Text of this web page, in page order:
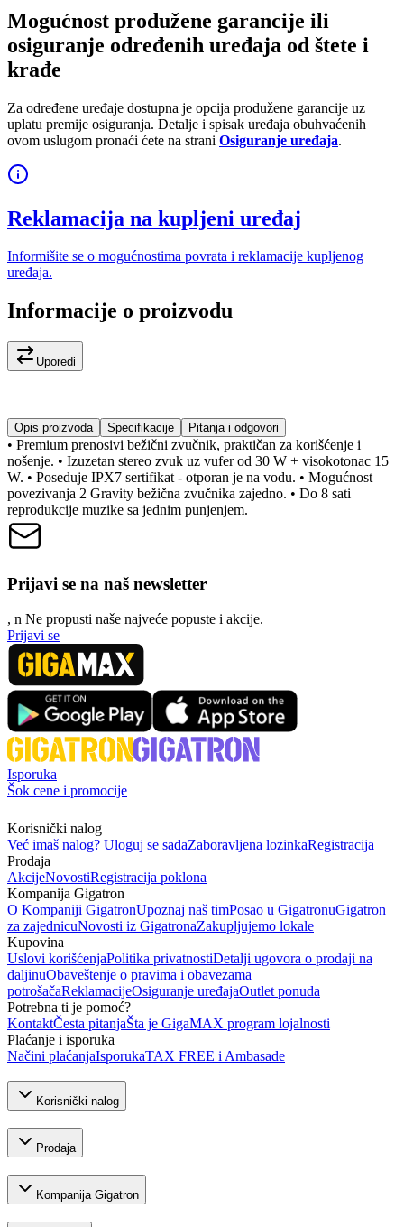
Mogućnost produžene garancije ili
osiguranje određenih uređaja od štete i
krađe
Za određene uređaje dostupna je opcija produžene garancije uz
uplatu premije osiguranja. Detalje i spisak uređaja obuhvaćenih
ovom uslugom pronaći ćete na strani Osiguranje uređaja.
Reklamacija na kupljeni uređaj
Informišite se o mogućnostima povrata i reklamacije kupljenog
uređaja.
Informacije o proizvodu
Uporedi
Opis proizvoda Specifikacije Pitanja i odgovori
• Premium prenosivi bežični zvučnik, praktičan za korišćenje i
nošenje. • Izuzetan stereo zvuk uz vufer od 30 W + visokotonac 15
W. • Poseduje IPX7 sertifikat - otporan je na vodu. • Mogućnost
povezivanja 2 Gravity bežična zvučnika zajedno. • Do 8 sati
reprodukcije muzike sa jednim punjenjem.
Prijavi se na naš newsletter
, n Ne propusti naše najveće popuste i akcije.
Prijavi se
Isporuka
Šok cene i promocije
Korisnički nalog
Već imaš nalog? Uloguj se sadaZaboravljena lozinkaRegistracija
Prodaja
AkcijeNovostiRegistracija poklona
Kompanija Gigatron
O Kompaniji GigatronUpoznaj naš timPosao u GigatronuGigatron
za zajednicuNovosti iz GigatronaZakupljujemo lokale
Kupovina
Uslovi korišćenjaPolitika privatnostiDetalji ugovora o prodaji na
daljinuObaveštenje o pravima i obavezama
potrošačaReklamacijeOsiguranje uređajaOutlet ponuda
Potrebna ti je pomoć?
KontaktČesta pitanjaŠta je GigaMAX program lojalnosti
Plaćanje i isporuka
Načini plaćanjaIsporukaTAX FREE i Ambasade
Korisnički nalog
Prodaja
Kompanija Gigatron